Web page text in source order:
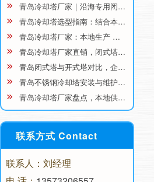
青岛冷却塔厂家｜沿海专用闭…
青岛冷却塔选型指南：结合本…
青岛冷却塔厂家：本地生产 …
青岛冷却塔厂家直销，闭式塔…
青岛闭式塔与开式塔对比，企…
青岛不锈钢冷却塔安装与维护…
青岛冷却塔厂家盘点，本地供…
联系方式 Contact
联系人：刘经理